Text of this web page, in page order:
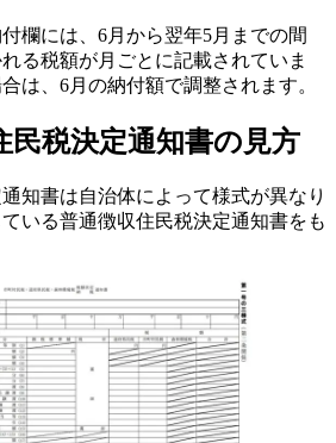
欄には、6月から翌年5月までの間
る税額が月ごとに記載されていま
は、6月の納付額で調整されます。
民税決定通知書の見方
知書は自治体によって様式が異なり
いる普通徴収住民税決定通知書をも